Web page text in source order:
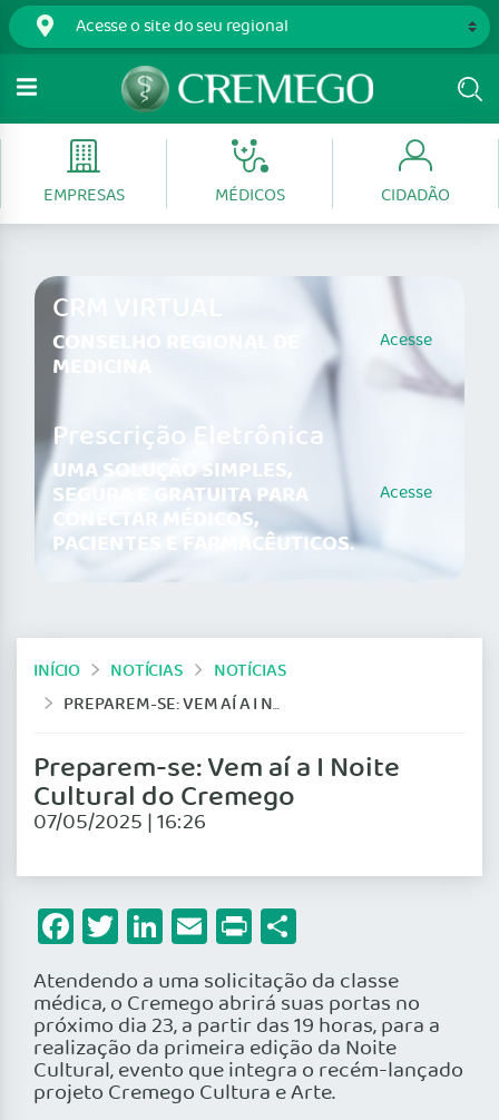
EMPRESAS MÉDICOS CIDADÃO
CRM VIRTUAL
CONSELHO REGIONAL DE
MEDICINA
Acesse
Prescrição Eletrônica
UMA SOLUÇÃO SIMPLES,
SEGURA E GRATUITA PARA
CONECTAR MÉDICOS,
PACIENTES E FARMACÊUTICOS.
Acesse
INÍCIO NOTÍCIAS
NOTÍCIAS
PREPAREM-SE: VEM AÍ A I NOITE CULTURAL DO CREMEGO
Preparem-se: Vem aí a I Noite
Cultural do Cremego
07/05/2025 | 16:26
Facebook
Twitter
LinkedIn
Email
Print
Atendendo a uma solicitação da classe
médica, o Cremego abrirá suas portas no
próximo dia 23, a partir das 19 horas, para a
realização da primeira edição da Noite
Cultural, evento que integra o recém-lançado
projeto Cremego Cultura e Arte.